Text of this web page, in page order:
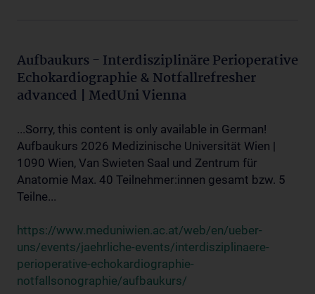
Aufbaukurs - Interdisziplinäre Perioperative
Echokardiographie & Notfallrefresher
advanced | MedUni Vienna
...Sorry, this content is only available in German!
Aufbaukurs 2026 Medizinische Universität Wien |
1090 Wien, Van Swieten Saal und Zentrum für
Anatomie Max. 40 Teilnehmer:innen gesamt bzw. 5
Teilne...
https://www.meduniwien.ac.at/web/en/ueber-
uns/events/jaehrliche-events/interdisziplinaere-
perioperative-echokardiographie-
notfallsonographie/aufbaukurs/